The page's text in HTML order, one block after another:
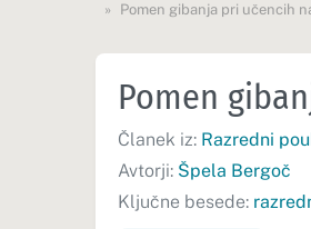
Pomen gibanja pri učencih
Pomen
Članek iz: Razredni
Avtorji: Špela Bergoč
Ključne besede: